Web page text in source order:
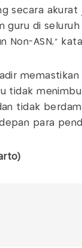
secara akurat
guru di seluruh
Non-ASN,"
memastikan
tidak
tidak
para